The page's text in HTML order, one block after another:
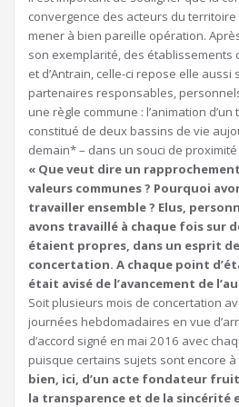
convergence des acteurs du
mener à bien pareille opération.
son exemplarité, des établissements
et d’Antrain, celle-ci repose elle
partenaires responsables,
une règle commune : l’animation
constitué de deux bassins de vie
demain* – dans un souci de proximité
« Que veut dire un
valeurs communes ? Pourquoi
travailler ensemble ? Elus,
avons travaillé à chaque fois sur
étaient propres, dans un esprit
concertation. A chaque point
était avisé de l’avancement de
Soit plusieurs mois de concertation
journées hebdomadaires en vue
d’accord signé en mai 2016 avec
puisque certains sujets sont encore à
bien, ici, d’un acte fondateur
la transparence et de la sincérité